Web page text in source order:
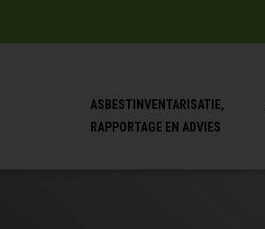
ASBESTINVENTARISATIE,
RAPPORTAGE EN ADVIES